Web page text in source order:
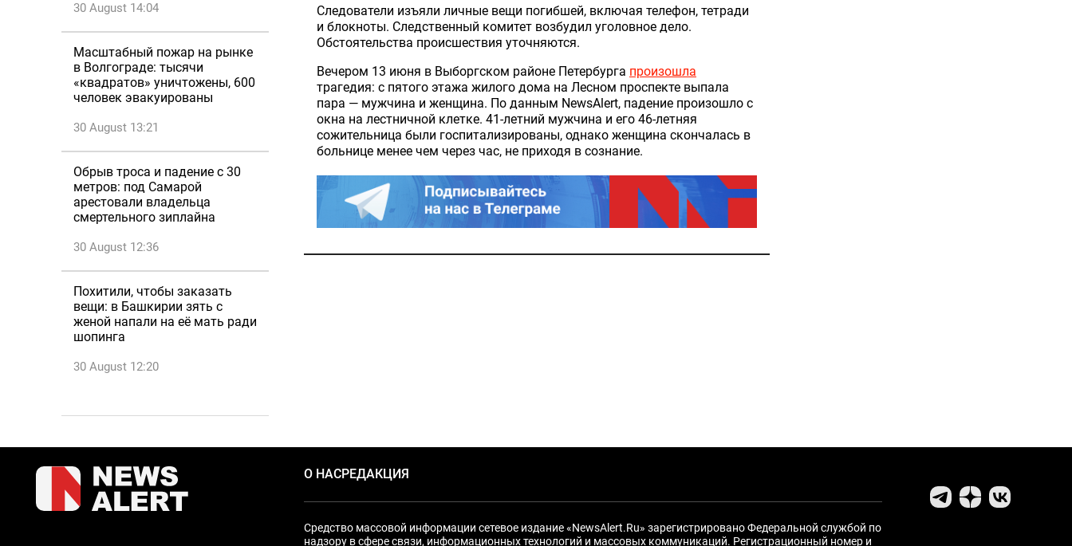
30 August 14:04
Масштабный пожар на рынке
в Волгограде: тысячи
«квадратов» уничтожены, 600
человек эвакуированы
30 August 13:21
Обрыв троса и падение с 30
метров: под Самарой
арестовали владельца
смертельного зиплайна
30 August 12:36
Похитили, чтобы заказать
вещи: в Башкирии зять с
женой напали на её мать ради
шопинга
30 August 12:20
Следователи изъяли личные вещи погибшей, включая телефон, тетради
и блокноты. Следственный комитет возбудил уголовное дело.
Обстоятельства происшествия уточняются.
Вечером 13 июня в Выборгском районе Петербурга произошла
трагедия: с пятого этажа жилого дома на Лесном проспекте выпала
пара — мужчина и женщина. По данным NewsAlert, падение произошло с
окна на лестничной клетке. 41-летний мужчина и его 46-летняя
сожительница были госпитализированы, однако женщина скончалась в
больнице менее чем через час, не приходя в сознание.
О НАСРЕДАКЦИЯ
Средство массовой информации сетевое издание «NewsAlert.Ru» зарегистрировано Федеральной службой по
надзору в сфере связи, информационных технологий и массовых коммуникаций. Регистрационный номер и